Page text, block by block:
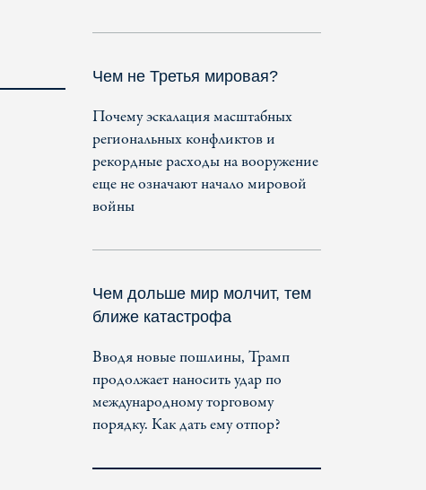
Чем не Третья мировая?
Почему эскалация масштабных
региональных конфликтов и
рекордные расходы на вооружение
еще не означают начало мировой
войны
Чем дольше мир молчит, тем
ближе катастрофа
Вводя новые пошлины, Трамп
продолжает наносить удар по
международному торговому
порядку. Как дать ему отпор?